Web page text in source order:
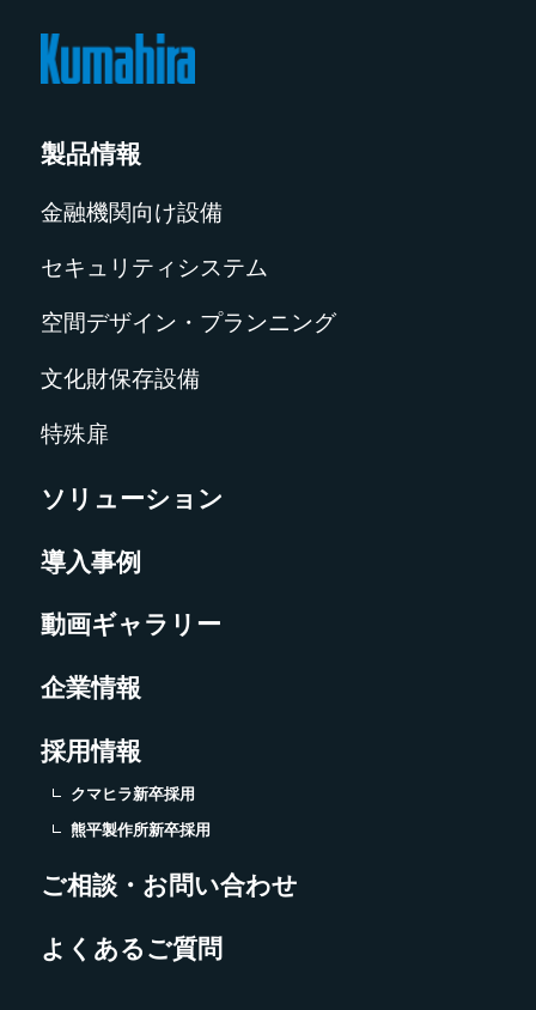
製品情報
金融機関向け設備
セキュリティシステム
空間デザイン・プランニング
文化財保存設備
特殊扉
ソリューション
導入事例
動画ギャラリー
企業情報
採用情報
クマヒラ新卒採用
熊平製作所新卒採用
ご相談・お問い合わせ
よくあるご質問